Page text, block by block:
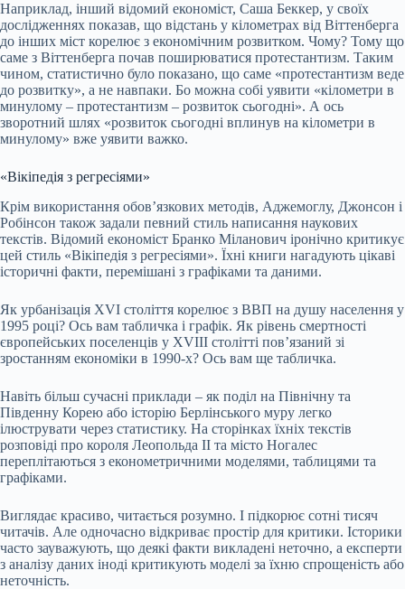
Наприклад, інший відомий економіст, Саша Беккер, у своїх
дослідженнях показав, що відстань у кілометрах від Віттенберга
до інших міст корелює з економічним розвитком. Чому? Тому що
саме з Віттенберга почав поширюватися протестантизм. Таким
чином, статистично було показано, що саме «протестантизм веде
до розвитку», а не навпаки. Бо можна собі уявити «кілометри в
минулому – протестантизм – розвиток сьогодні». А ось
зворотний шлях «розвиток сьогодні вплинув на кілометри в
минулому» вже уявити важко.
«Вікіпедія з регресіями»
Крім використання обовʼязкових методів, Аджемоглу, Джонсон і
Робінсон також задали певний стиль написання наукових
текстів. Відомий економіст Бранко Міланович іронічно критикує
цей стиль «Вікіпедія з регресіями». Їхні книги нагадують цікаві
історичні факти, перемішані з графіками та даними.
Як урбанізація XVI століття корелює з ВВП на душу населення у
1995 році? Ось вам табличка і графік. Як рівень смертності
європейських поселенців у XVIII столітті повʼязаний зі
зростанням економіки в 1990-х? Ось вам ще табличка.
Навіть більш сучасні приклади – як поділ на Північну та
Південну Корею або історію Берлінського муру легко
ілюструвати через статистику. На сторінках їхніх текстів
розповіді про короля Леопольда II та місто Ногалес
переплітаються з економетричними моделями, таблицями та
графіками.
Виглядає красиво, читається розумно. І підкорює сотні тисяч
читачів. Але одночасно відкриває простір для критики. Історики
часто зауважують, що деякі факти викладені неточно, а експерти
з аналізу даних іноді критикують моделі за їхню спрощеність або
неточність.